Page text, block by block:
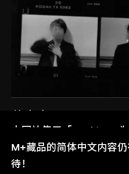
1983–1993
本网站使用「Cookies」
体验。
了解更多
M+藏品的简体中文内容
待！